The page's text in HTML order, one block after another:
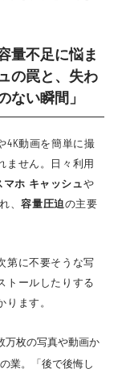
量不足に悩ま
の罠と、失わ
ない瞬間」
4K動画を簡単に撮
ません。日々利用
マホ キャッシュ や
、容量圧迫の主要
第に不要そうな写
トールしたりする
ます。
万枚の写真や動画か
業。「後で後悔し